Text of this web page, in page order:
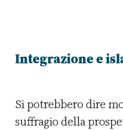
Integrazione e
Si potrebbero dire
suffragio della